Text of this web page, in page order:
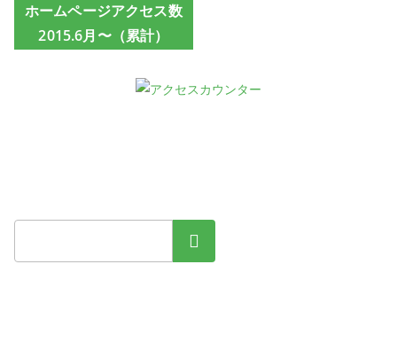
ホームページアクセス数
2015.6月〜（累計）
検索